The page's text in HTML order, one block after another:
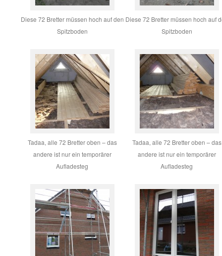
Diese 72 Bretter müssen hoch auf den
Spitzboden
Diese 72 Bretter müssen hoch auf
Spitzboden
Tadaa, alle 72 Bretter oben – das
andere ist nur ein temporärer
Aufladesteg
Tadaa, alle 72 Bretter oben – das
andere ist nur ein temporärer
Aufladesteg